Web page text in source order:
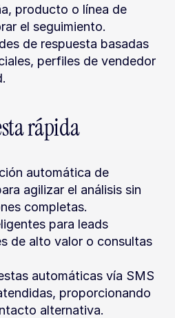
producto o línea de
el seguimiento.
de respuesta basadas
perfiles de vendedor
rápida
automática de
agilizar el análisis sin
completas.
para leads
de alto valor o consultas
automáticas vía SMS
proporcionando
alternativa.